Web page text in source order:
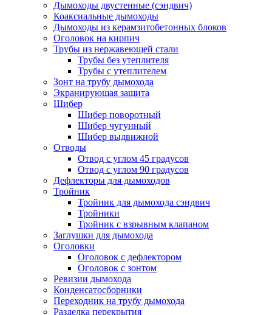
Дымоходы двустенные (сэндвич)
Коаксиальные дымоходы
Дымоходы из керамзитобетонных блоков
Оголовок на кирпич
Трубы из нержавеющей стали
Трубы без утеплителя
Трубы с утеплителем
Зонт на трубу дымохода
Экранирующая защита
Шибер
Шибер поворотный
Шибер чугунный
Шибер выдвижной
Отводы
Отвод с углом 45 градусов
Отвод с углом 90 градусов
Дефлекторы для дымоходов
Тройник
Тройник для дымохода сэндвич
Тройники
Тройник с взрывным клапаном
Заглушки для дымохода
Оголовки
Оголовок с дефлектором
Оголовок с зонтом
Ревизии дымохода
Конденсатосборники
Переходник на трубу дымохода
Разделка перекрытия